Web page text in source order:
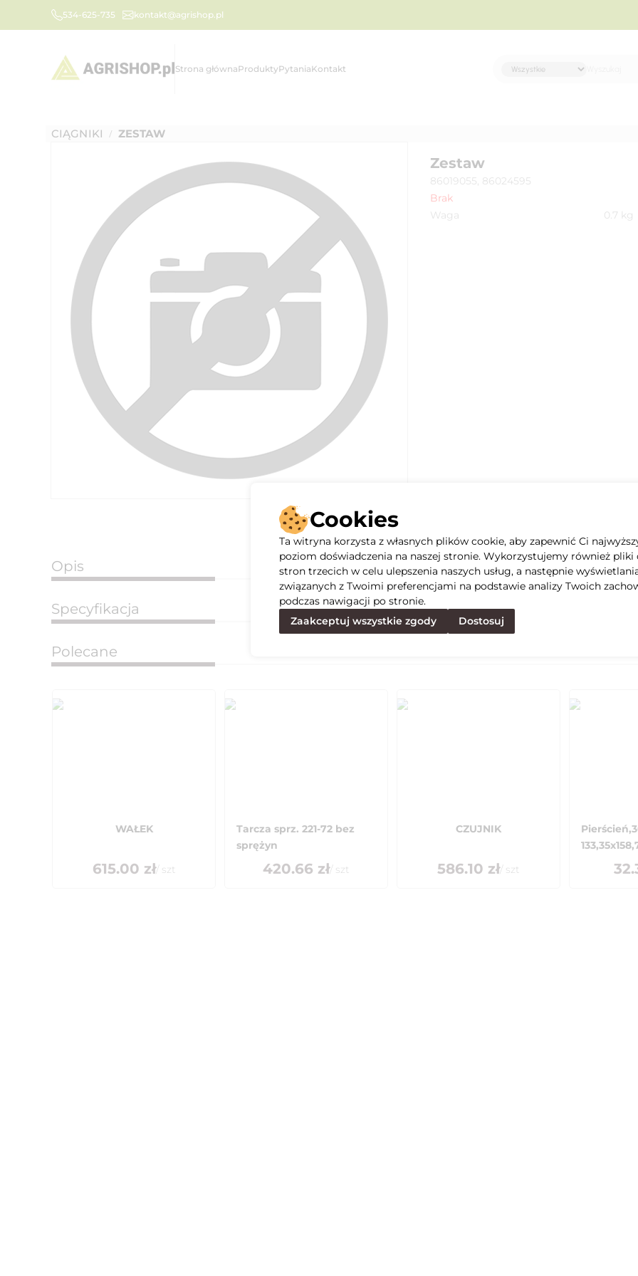
534-625-735 kontakt@agrishop.pl
Strona głównaProduktyPytaniaKontakt
CIĄGNIKI / ZESTAW
Zestaw
86019055, 86024595
Brak
Waga
0.7 kg
Opis
Specyfikacja
Polecane
WAŁEK
615.00 zł/ szt
Tarcza sprz. 221-72 bez
sprężyn
420.66 zł/ szt
CZUJNIK
586.10 zł/ szt
Cookies
Ta witryna korzysta z własnych plików cookie, aby zapewnić Ci
poziom doświadczenia na naszej stronie. Wykorzystujemy również pliki
stron trzecich w celu ulepszenia naszych usług, a następnie
związanych z Twoimi preferencjami na podstawie analizy Twoich
podczas nawigacji po stronie.
Zaakceptuj wszystkie zgody
Dostosuj